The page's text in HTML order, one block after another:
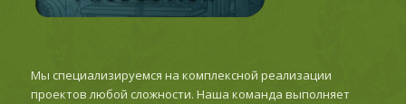
Мы специализируемся на комплексной реализации
проектов любой сложности. Наша команда выполняет